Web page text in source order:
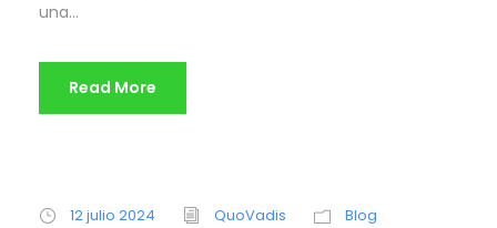
una...
Read More
12 julio 2024 QuoVadis Blog